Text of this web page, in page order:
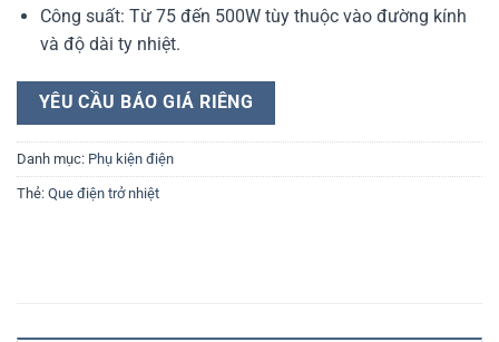
Công suất: Từ 75 đến 500W tùy thuộc vào đường kính
và độ dài ty nhiệt.
YÊU CẦU BÁO GIÁ RIÊNG
Danh mục: Phụ kiện điện
Thẻ: Que điện trở nhiệt